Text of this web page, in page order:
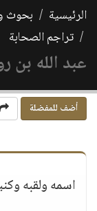
الرئيسية بحوث
تراجم الصحابة
عبد الله بن
أضف للمفضلة
اسمه ولقبه